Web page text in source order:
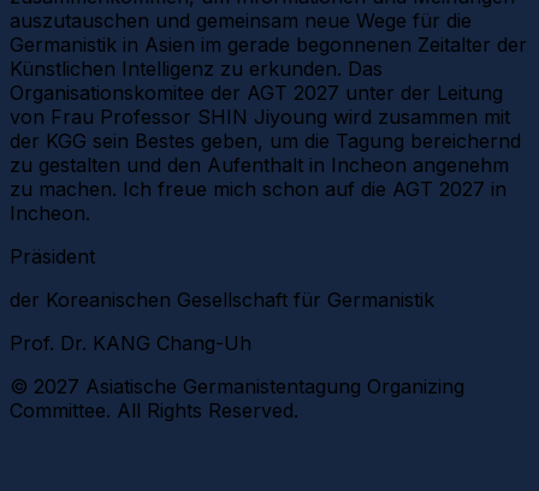
auszutauschen und gemeinsam neue Wege für die
Germanistik in Asien im gerade begonnenen Zeitalter der
Künstlichen Intelligenz zu erkunden. Das
Organisationskomitee der AGT 2027 unter der Leitung
von Frau Professor SHIN Jiyoung wird zusammen mit
der KGG sein Bestes geben, um die Tagung bereichernd
zu gestalten und den Aufenthalt in Incheon angenehm
zu machen. Ich freue mich schon auf die AGT 2027 in
Incheon.
Präsident
der Koreanischen Gesellschaft für Germanistik
Prof. Dr. KANG Chang-Uh
© 2027 Asiatische Germanistentagung Organizing
Committee. All Rights Reserved.